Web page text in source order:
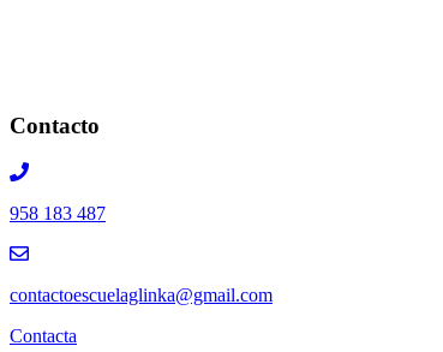
Contacto
958 183 487
contactoescuelaglinka@gmail.com
Contacta